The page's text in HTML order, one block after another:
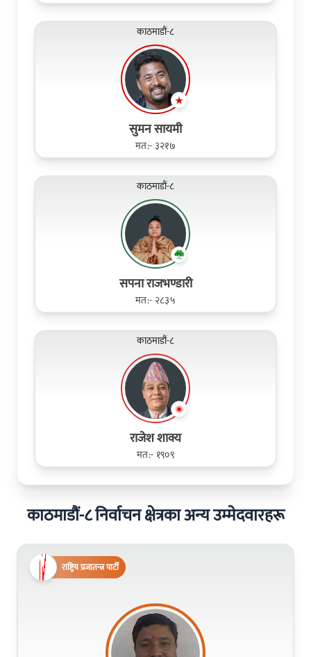
काठमाडौं-८
सुमन सायमी
मत:- ३२१७
काठमाडौं-८
सपना राजभण्डारी
मत:- २८३५
काठमाडौं-८
राजेश शाक्य
मत:- १९०९
काठमाडौं-८ निर्वाचन क्षेत्रका अन्य उम्मेदवारहरू
राष्ट्रिय प्रजातन्त्र पार्टी